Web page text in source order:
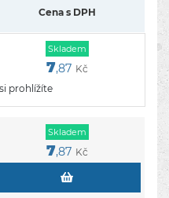
Cena s DPH
Skladem
7,87 Kč
prohlížíte
Skladem
7,87 Kč